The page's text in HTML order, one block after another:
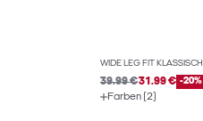
39.99 €31.99 € -20%
Farben (2)